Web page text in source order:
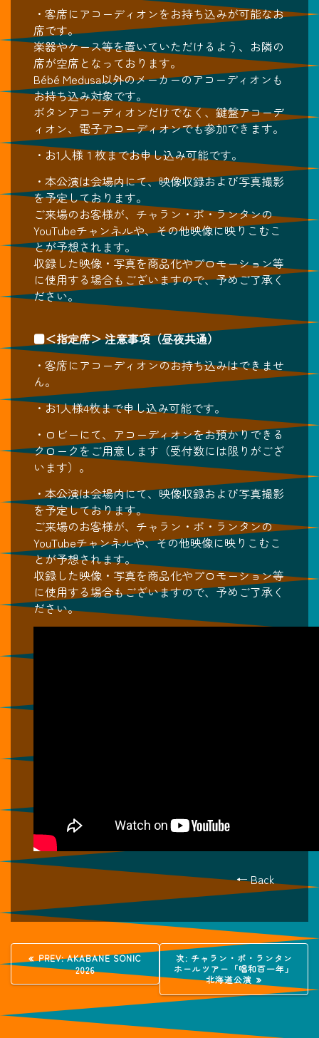
・客席にアコーディオンをお持ち込みが可能なお
席です。
楽器やケース等を置いていただけるよう、お隣の
席が空席となっております。
Bébé Medusa以外のメーカーのアコーディオンも
お持ち込み対象です。
ボタンアコーディオンだけでなく、鍵盤アコーデ
ィオン、電子アコーディオンでも参加できます。
・お1人様１枚までお申し込み可能です。
・本公演は会場内にて、映像収録および写真撮影
を予定しております。
ご来場のお客様が、チャラン・ポ・ランタンの
YouTubeチャンネルや、その他映像に映りこむこ
とが予想されます。
収録した映像・写真を商品化やプロモーション等
に使用する場合もございますので、予めご了承く
ださい。
■＜指定席＞ 注意事項（昼夜共通）
・客席にアコーディオンのお持ち込みはできませ
ん。
・お1人様4枚まで申し込み可能です。
・ロビーにて、アコーディオンをお預かりできる
クロークをご用意します（受付数には限りがござ
います）。
・本公演は会場内にて、映像収録および写真撮影
を予定しております。
ご来場のお客様が、チャラン・ポ・ランタンの
YouTubeチャンネルや、その他映像に映りこむこ
とが予想されます。
収録した映像・写真を商品化やプロモーション等
に使用する場合もございますので、予めご了承く
ださい。
← Back
投
稿
ナ
PREV:過
去
投
AKABANE SONIC
2026
次: 次
の
投
チャラン・ポ・ランタン
ホールツアー「唱和百一年」
北海道公演